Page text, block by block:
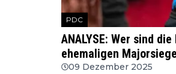
PDC
ANALYSE: Wer sind
ehemaligen
09 Dezember 2025